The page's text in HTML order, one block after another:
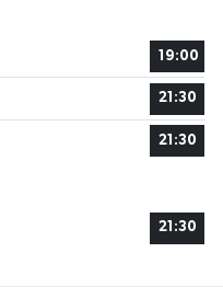
19:00
21:30
21:30
21:30